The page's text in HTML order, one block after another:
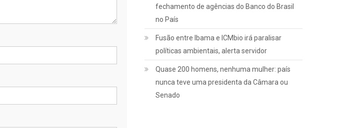
fechamento de agências do Banco do Brasil
no País
Fusão entre Ibama e ICMbio irá paralisar
políticas ambientais, alerta servidor
Quase 200 homens, nenhuma mulher: país
nunca teve uma presidenta da Câmara ou
Senado
funcionar a
revisão da
vida toda,
aprovada
pelo STF
março 2, 2022